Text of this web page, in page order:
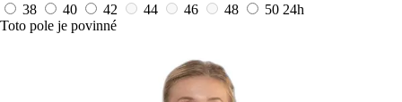
38
40 42 44 46 48 50 24h
Toto pole je povinné